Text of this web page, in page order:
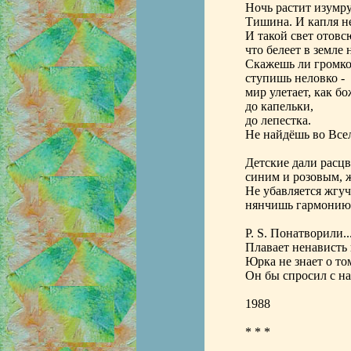
Ночь растит
Тишина. И капля
И такой свет
что белеет в земле
Скажешь ли
ступишь неловко -
мир улетает, как
до капельки,
до лепестка.
Не найдёшь во
Детские дали
синим и розовым,
Не убавляется
нянчишь
P. S.
Плавает
Юрка не знает о
Он бы спросил с
1988
* * *